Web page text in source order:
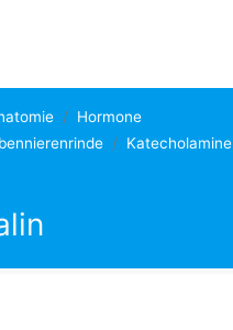
Hormone
Katecholamine